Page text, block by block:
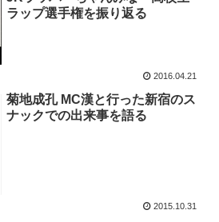
ラップ選手権を振り返る
2016.04.21
菊地成孔 MC漢と行った新宿のス
ナックでの出来事を語る
2015.10.31